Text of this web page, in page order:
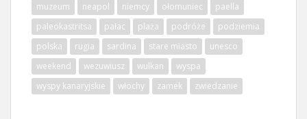
muzeum
neapol niemcy ołomuniec
paella
paleokastritsa
pałac plaża podróże
podziemia
polska
rugia sardina stare miasto
unesco
weekend
wezuwiusz wulkan
wyspa
wyspy kanaryjskie
włochy zamek zwiedzanie